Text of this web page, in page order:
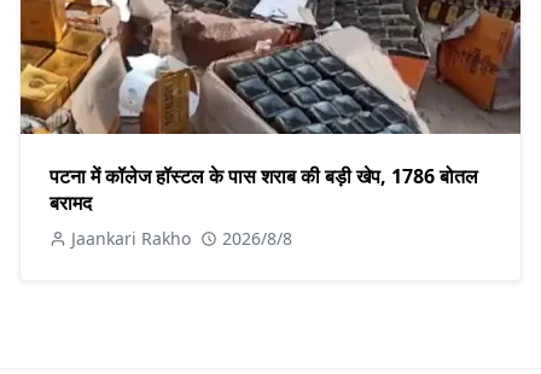
पटना में कॉलेज हॉस्टल के पास शराब की बड़ी खेप, 1786 बोतल
बरामद
Jaankari Rakho 2026/8/8